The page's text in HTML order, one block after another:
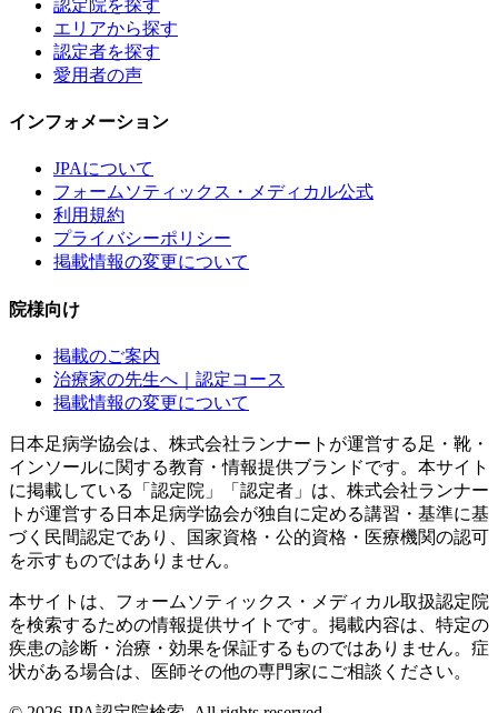
認定院を探す
エリアから探す
認定者を探す
愛用者の声
インフォメーション
JPAについて
フォームソティックス・メディカル公式
利用規約
プライバシーポリシー
掲載情報の変更について
院様向け
掲載のご案内
治療家の先生へ｜認定コース
掲載情報の変更について
日本足病学協会は、株式会社ランナートが運営する足・靴・
インソールに関する教育・情報提供ブランドです。本サイト
に掲載している「認定院」「認定者」は、株式会社ランナー
トが運営する日本足病学協会が独自に定める講習・基準に基
づく民間認定であり、国家資格・公的資格・医療機関の認可
を示すものではありません。
本サイトは、フォームソティックス・メディカル取扱認定院
を検索するための情報提供サイトです。掲載内容は、特定の
疾患の診断・治療・効果を保証するものではありません。症
状がある場合は、医師その他の専門家にご相談ください。